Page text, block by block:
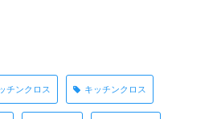
チンクロス キッチンクロス